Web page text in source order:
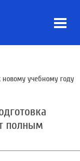
новому учебному году
полным